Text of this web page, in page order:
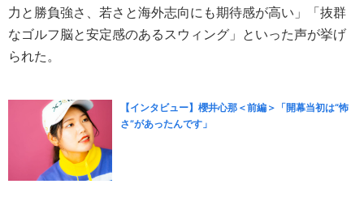
力と勝負強さ、若さと海外志向にも期待感が高い」「抜群
なゴルフ脳と安定感のあるスウィング」といった声が挙げ
られた。
【インタビュー】櫻井心那＜前編＞「開幕当初は“怖
さ”があったんです」